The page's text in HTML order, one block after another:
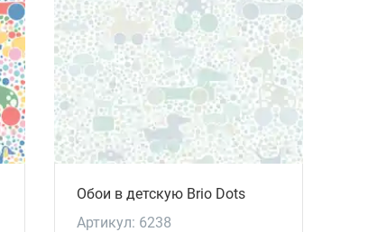
Обои в детскую Brio Dots
Артикул: 6238